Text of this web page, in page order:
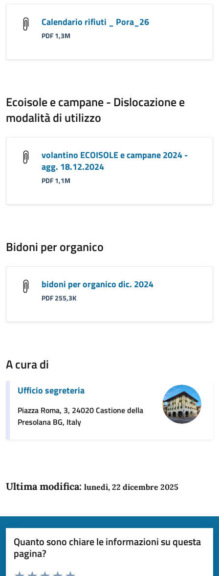
Calendario rifiuti _ Pora_26
PDF 1,3M
Ecoisole e campane - Dislocazione e
modalità di utilizzo
volantino ECOISOLE e campane 2024 -
agg. 18.12.2024
PDF 1,1M
Bidoni per organico
bidoni per organico dic. 2024
PDF 255,3K
A cura di
Ufficio segreteria
Piazza Roma, 3, 24020 Castione della
Presolana BG, Italy
Ultima modifica: lunedì, 22 dicembre 2025
Quanto sono chiare le informazioni su questa
pagina?
Valuta da 1 a 5 stelle la pagina